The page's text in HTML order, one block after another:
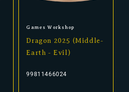
Anbieter:
Games Workshop
Dragon 2025 (Middle-
Earth - Evil)
99811466024